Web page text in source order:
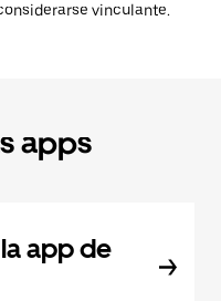
vinculante.
apps
app de